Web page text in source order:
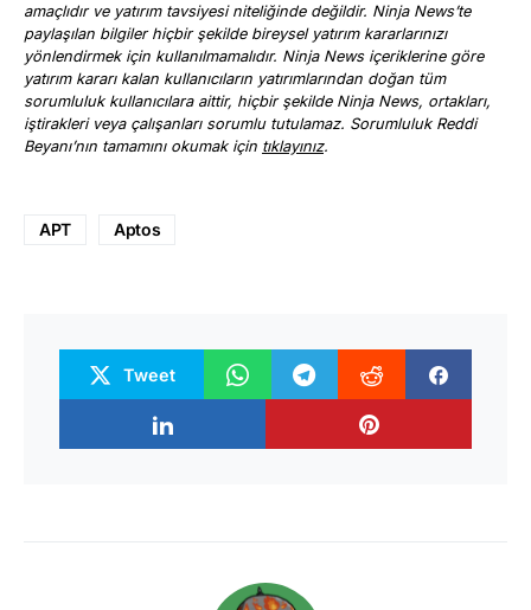
amaçlıdır ve yatırım tavsiyesi niteliğinde değildir. Ninja News’te
paylaşılan bilgiler hiçbir şekilde bireysel yatırım kararlarınızı
yönlendirmek için kullanılmamalıdır. Ninja News içeriklerine göre
yatırım kararı kalan kullanıcıların yatırımlarından doğan tüm
sorumluluk kullanıcılara aittir, hiçbir şekilde Ninja News, ortakları,
iştirakleri veya çalışanları sorumlu tutulamaz. Sorumluluk Reddi
Beyanı’nın tamamını okumak için tıklayınız.
APT Aptos
Tweet